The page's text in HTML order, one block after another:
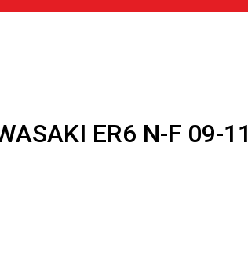
ER6 N-F 09-11